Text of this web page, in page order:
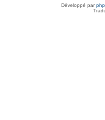
Développé par